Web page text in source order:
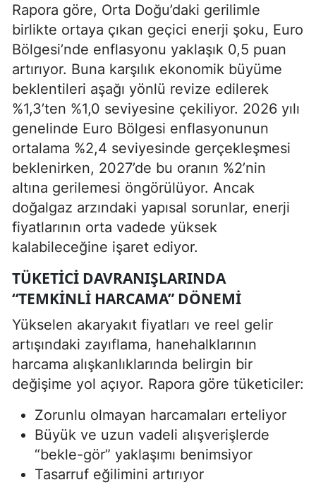
Rapora göre, Orta Doğu’daki gerilimle
birlikte ortaya çıkan geçici enerji şoku, Euro
Bölgesi’nde enflasyonu yaklaşık 0,5 puan
artırıyor. Buna karşılık ekonomik büyüme
beklentileri aşağı yönlü revize edilerek
%1,3’ten %1,0 seviyesine çekiliyor. 2026 yılı
genelinde Euro Bölgesi enflasyonunun
ortalama %2,4 seviyesinde gerçekleşmesi
beklenirken, 2027’de bu oranın %2’nin
altına gerilemesi öngörülüyor. Ancak
doğalgaz arzındaki yapısal sorunlar, enerji
fiyatlarının orta vadede yüksek
kalabileceğine işaret ediyor.
TÜKETICI DAVRANIŞLARINDA
“TEMKINLI HARCAMA” DÖNEMI
Yükselen akaryakıt fiyatları ve reel gelir
artışındaki zayıflama, hanehalklarının
harcama alışkanlıklarında belirgin bir
değişime yol açıyor. Rapora göre tüketiciler:
Zorunlu olmayan harcamaları erteliyor
Büyük ve uzun vadeli alışverişlerde
“bekle-gör” yaklaşımı benimsiyor
Tasarruf eğilimini artırıyor